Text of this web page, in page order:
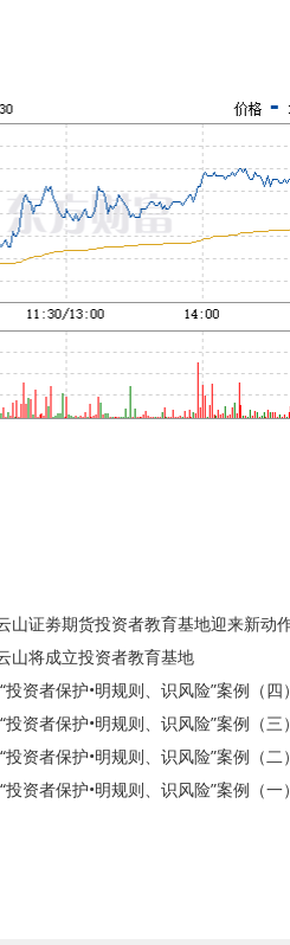
山将成立投资者教育基地
投资者保护•明规则、识风险”案例（四）
投资者保护•明规则、识风险”案例（三）
投资者保护•明规则、识风险”案例（二）
投资者保护•明规则、识风险”案例（一）